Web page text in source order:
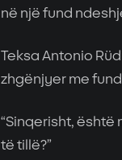
në një fund
Teksa Antonio
zhgënjyer me
“Sinqerisht, është
të tillë?”